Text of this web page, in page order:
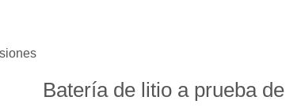
Batería de litio a prueba de